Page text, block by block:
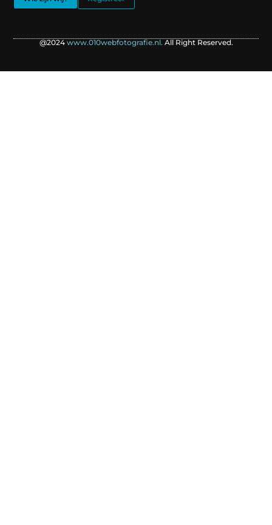
@2024 www.010webfotografie.nl. All Right Reserved.